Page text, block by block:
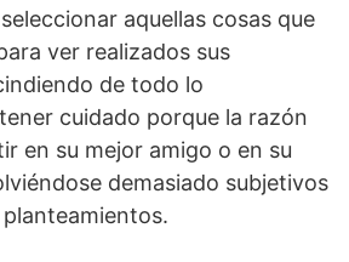
aquellas cosas que
ver realizados sus
de todo lo
cuidado porque la razón
en su mejor amigo o en su
demasiado subjetivos